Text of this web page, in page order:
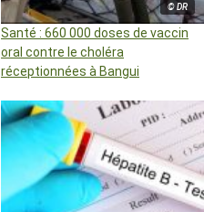
© DR
Santé : 660 000 doses de vaccin
oral contre le choléra
réceptionnées à Bangui